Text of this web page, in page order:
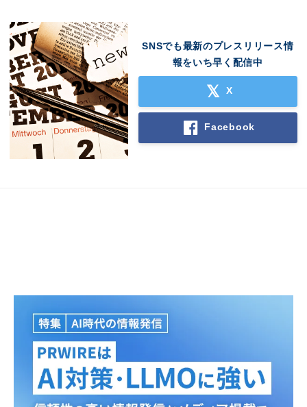
SNSでも最新のプレスリリース情
報をいち早く配信中
X
Facebook